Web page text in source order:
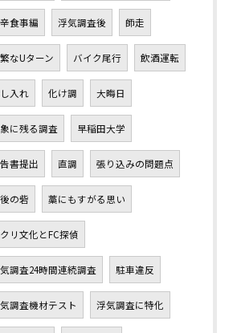
食事編 浮気調査後 師走
なUターン バイク尾行 飲酒運転
入れ 化け調 大晦日
に残る調査 早稲田大学
書提出 直調 張り込みの問題点
の砦 藁にもすがる思い
リ文化とFC探偵
調査24時間連続調査 駐車違反
調査機材テスト 浮気調査に特化